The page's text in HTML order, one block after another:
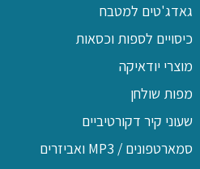
גאדג'טים למטבח
כיסויים לספות וכסאות
מוצרי יודאיקה
מפות שולחן
שעוני קיר דקורטיביים
סמארטפונים / MP3 ואביזרים